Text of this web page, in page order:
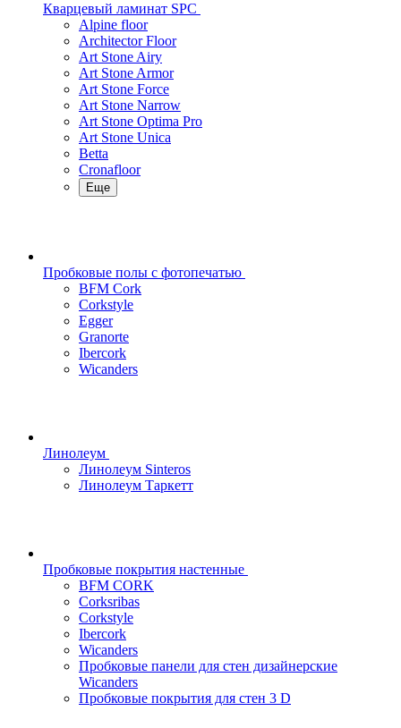
Кварцевый ламинат SPC
Alpine floor
Architector Floor
Art Stone Airy
Art Stone Armor
Art Stone Force
Art Stone Narrow
Art Stone Optima Pro
Art Stone Unica
Betta
Cronafloor
Еще
Пробковые полы с фотопечатью
BFM Cork
Corkstyle
Egger
Granorte
Ibercork
Wicanders
Линолеум
Линолеум Sinteros
Линолеум Таркетт
Пробковые покрытия настенные
BFM CORK
Corksribas
Corkstyle
Ibercork
Wicanders
Пробковые панели для стен дизайнерские
Wicanders
Пробковые покрытия для стен 3 D